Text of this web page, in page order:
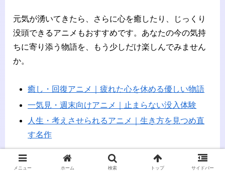
元気が湧いてきたら、さらに心を癒したり、じっくり
没頭できるアニメもおすすめです。あなたの今の気持
ちに寄り添う物語を、もう少しだけ楽しんでみません
か。
癒し・回復アニメ｜疲れた心を休める優しい物語
一気見・週末向けアニメ｜止まらない没入体験
人生・考えさせられるアニメ｜生き方を見つめ直
す名作
🌸らけるまのひとこと感想
メニュー ホーム 検索 トップ サイドバー